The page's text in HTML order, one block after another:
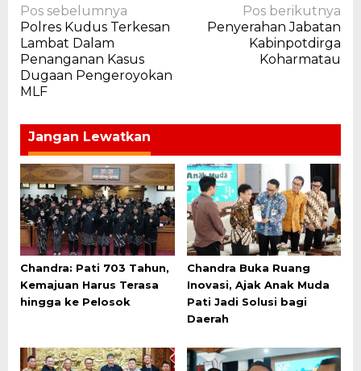
Navigasi
pos
Pos sebelumnya
Polres Kudus Terkesan
Lambat Dalam
Penanganan Kasus
Dugaan Pengeroyokan
MLF
Pos berikutnya
Penyerahan Jabatan
Kabinpotdirga
Koharmatau
Jangan Lewatkan
Chandra: Pati 703 Tahun,
Kemajuan Harus Terasa
hingga ke Pelosok
Chandra Buka Ruang
Inovasi, Ajak Anak Muda
Pati Jadi Solusi bagi
Daerah